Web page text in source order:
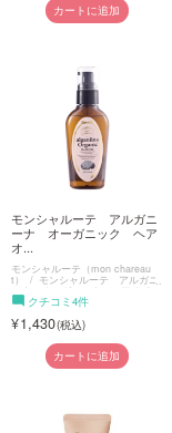
カートに追加
モンシャルーテ アルガニ
ーナ オーガニック ヘア
オ...
モンシャルーテ（mon chareau
t） モンシャルーテ アルガニ
ーナ オーガニック ヘアオイル
クチコミ4件
1,430
カートに追加